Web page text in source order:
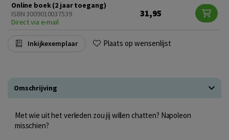
Online boek (2 jaar toegang)
ISBN 3009010037539
Direct via e-mail
31,95
Inkijkexemplaar Plaats op wensenlijst
Omschrijving
Met wie uit het verleden zou jij willen chatten? Napoleon
misschien?